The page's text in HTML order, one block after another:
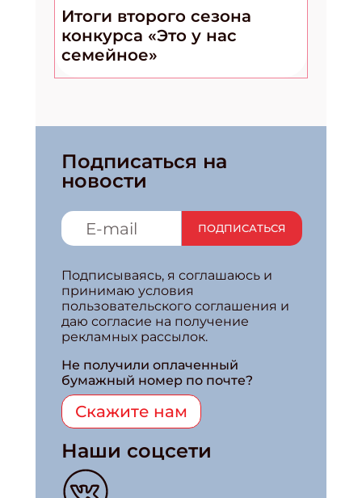
Итоги второго сезона
конкурса «Это у нас
семейное»
Подписаться на
новости
ПОДПИСАТЬСЯ
Подписываясь, я соглашаюсь и
принимаю условия
пользовательского соглашения и
даю согласие на получение
рекламных рассылок.
Не получили оплаченный
бумажный номер по почте?
Скажите нам
Наши соцсети